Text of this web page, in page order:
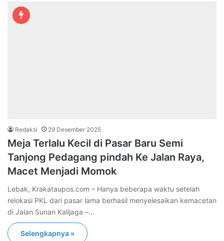
Redaksi 29 Desember 2025
Meja Terlalu Kecil di Pasar Baru Semi
Tanjong Pedagang pindah Ke Jalan Raya,
Macet Menjadi Momok
Lebak, Krakataupos.com – Hanya beberapa waktu setelah
relokasi PKL dari pasar lama berhasil menyelesaikan kemacetan
di Jalan Sunan Kalijaga –…
Selengkapnya »